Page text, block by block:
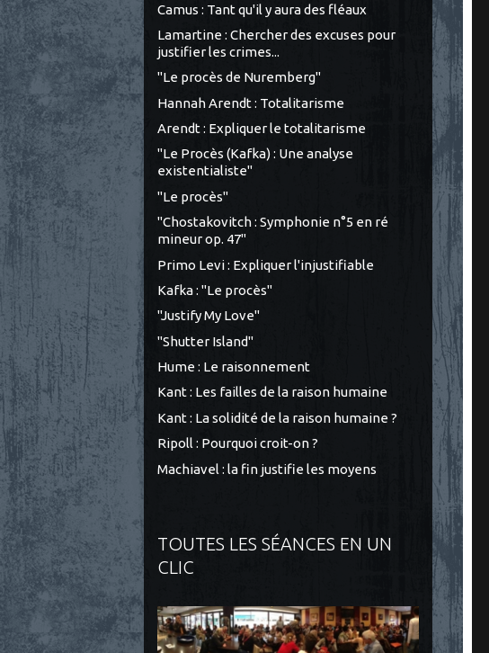
Camus : Tant qu'il y aura des fléaux
Lamartine : Chercher des excuses pour
justifier les crimes...
"Le procès de Nuremberg"
Hannah Arendt : Totalitarisme
Arendt : Expliquer le totalitarisme
"Le Procès (Kafka) : Une analyse
existentialiste"
"Le procès"
"Chostakovitch : Symphonie n°5 en ré
mineur op. 47"
Primo Levi : Expliquer l'injustifiable
Kafka : "Le procès"
"Justify My Love"
"Shutter Island"
Hume : Le raisonnement
Kant : Les failles de la raison humaine
Kant : La solidité de la raison humaine ?
Ripoll : Pourquoi croit-on ?
Machiavel : la fin justifie les moyens
TOUTES LES SÉANCES EN UN
CLIC